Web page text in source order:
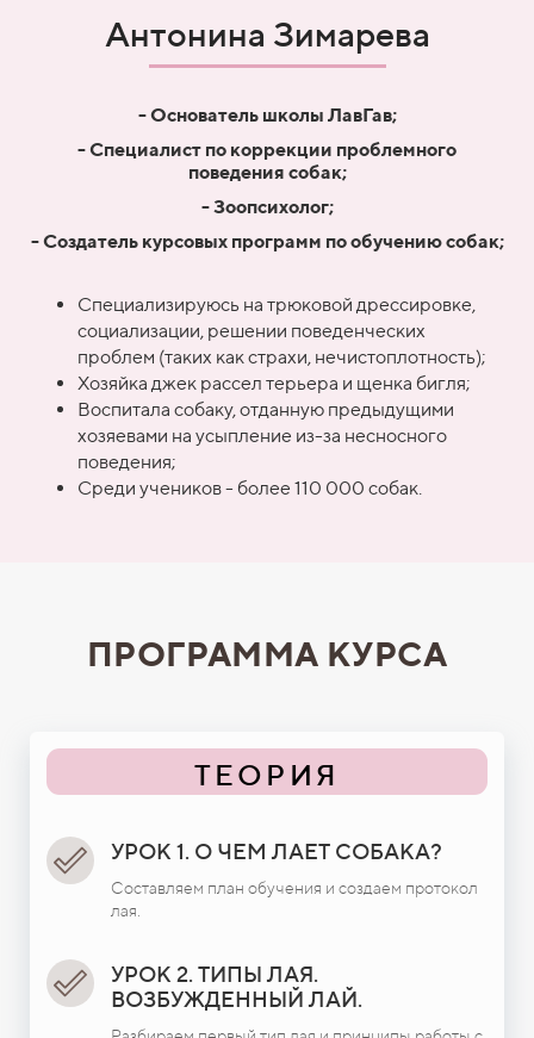
Антонина Зимарева
- Основатель школы ЛавГав;
- Специалист по коррекции проблемного
поведения собак;
- Зоопсихолог;
- Создатель курсовых программ по обучению собак;
Специализируюсь на трюковой дрессировке,
социализации, решении поведенческих
проблем (таких как страхи, нечистоплотность);
Хозяйка джек рассел терьера и щенка бигля;
Воспитала собаку, отданную предыдущими
хозяевами на усыпление из-за несносного
поведения;
Среди учеников - более 110 000 собак.
ПРОГРАММА КУРСА
ТЕОРИЯ
УРОК 1. О ЧЕМ ЛАЕТ СОБАКА?
Составляем план обучения и создаем протокол
лая.
УРОК 2. ТИПЫ ЛАЯ.
ВОЗБУЖДЕННЫЙ ЛАЙ.